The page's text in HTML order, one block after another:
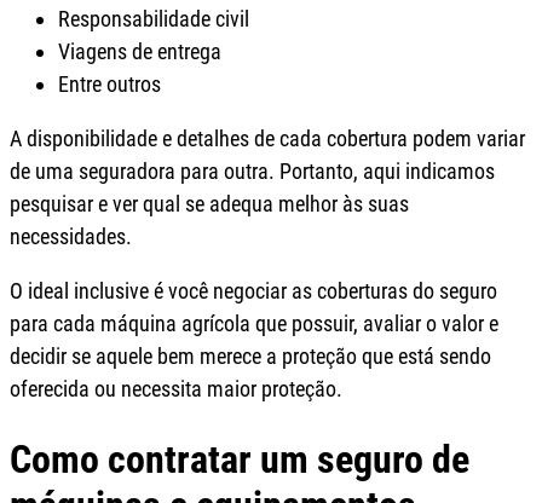
Responsabilidade civil
Viagens de entrega
Entre outros
A disponibilidade e detalhes de cada cobertura podem variar
de uma seguradora para outra. Portanto, aqui indicamos
pesquisar e ver qual se adequa melhor às suas
necessidades.
O ideal inclusive é você negociar as coberturas do seguro
para cada máquina agrícola que possuir, avaliar o valor e
decidir se aquele bem merece a proteção que está sendo
oferecida ou necessita maior proteção.
Como contratar um seguro de